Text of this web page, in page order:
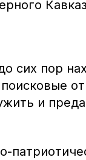
сих пор
и